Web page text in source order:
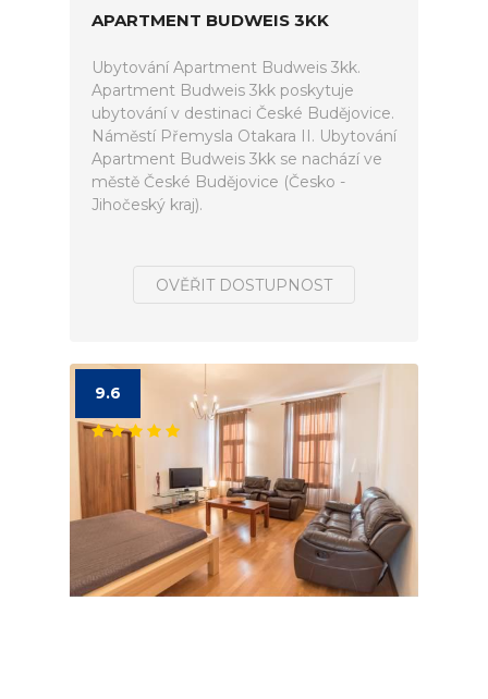
APARTMENT BUDWEIS 3KK
Ubytování Apartment Budweis 3kk.
Apartment Budweis 3kk poskytuje
ubytování v destinaci České Budějovice.
Náměstí Přemysla Otakara II. Ubytování
Apartment Budweis 3kk se nachází ve
městě České Budějovice (Česko -
Jihočeský kraj).
OVĚŘIT DOSTUPNOST
9.6